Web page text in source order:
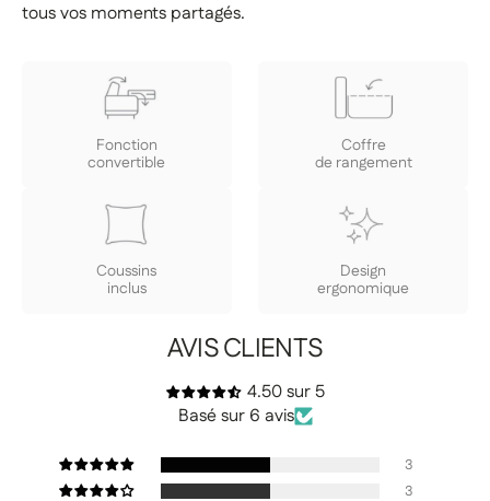
tous vos moments partagés.
Fonction
convertible
Coffre
de rangement
Coussins
inclus
Design
ergonomique
AVIS CLIENTS
4.50 sur 5
Basé sur 6 avis
3
3